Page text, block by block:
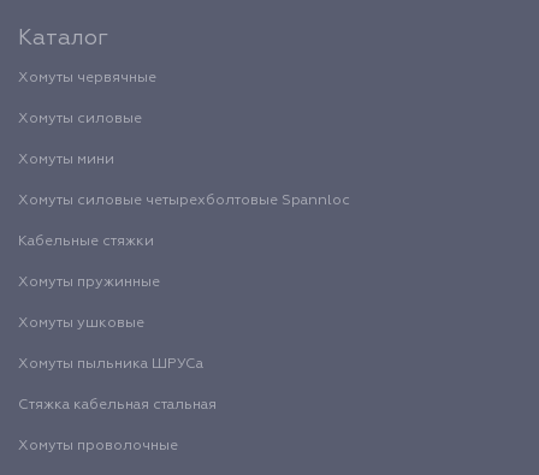
Каталог
Хомуты червячные
Хомуты силовые
Хомуты мини
Хомуты силовые четырехболтовые Spannloc
Кабельные стяжки
Хомуты пружинные
Хомуты ушковые
Хомуты пыльника ШРУСа
Стяжка кабельная стальная
Хомуты проволочные